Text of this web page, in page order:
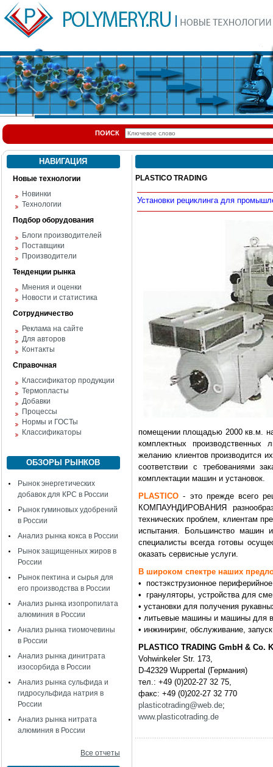
ПОИСК
НАВИГАЦИЯ
Новые технологии
Новинки
Технологии
Подбор оборудования
Блоги производителей
Поставщики
Производители
Тенденции рынка
Мнения и оценки
Новости и статистика
Сотрудничество
Реклама на сайте
Для авторов
Контакты
Справочная
Классификатор продукции
Термопласты
Добавки
Процессы
Нормы и ГОСТы
Классификаторы
ОБЗОРЫ РЫНКОВ
Рынок энергетических
добавок для КРС в России
Рынок гуминовых удобрений
в России
Анализ рынка кокса в России
Рынок защищенных жиров в
России
Рынок пектина и сырья для
его производства в России
Анализ рынка изопропилата
алюминия в России
Анализ рынка тиомочевины
в России
Анализ рынка динитрата
изосорбида в России
Анализ рынка сульфида и
гидросульфида натрия в
России
Анализ рынка нитрата
алюминия в России
Все отчеты
PLASTICO TRADING
Установки рециклинга для
помещении площадью 2000 кв.м.
комплектных
желанию клиентов производится
соответствии с требованиями
комплектации машин и установок.
PLASTICO - это прежде всего
КОМПАУНДИРОВАНИЯ
технических проблем, клиентам
испытания. Большинство машин
специалисты всегда готовы
оказать сервисные услуги.
В широком спектре наших
• постэкструзионное
• грануляторы, устройства для
• установки для получения
• литьевые машины и машины для
• инжиниринг, обслуживание,
PLASTICO TRADING GmbH & Co.
Vohwinkeler Str. 173,
D-42329 Wuppertal (Германия)
тел.: +49 (0)202-27 32 75,
факс: +49 (0)202-27 32 770
plasticotrading@web.de;
www.plasticotrading.de